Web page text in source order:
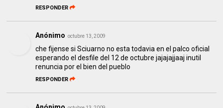
RESPONDER
Anónimo octubre 13, 2009
che fijense si Sciuarno no esta todavia en el palco oficial
esperando el desfile del 12 de octubre jajajajjaaj inutil
renuncia por el bien del pueblo
RESPONDER